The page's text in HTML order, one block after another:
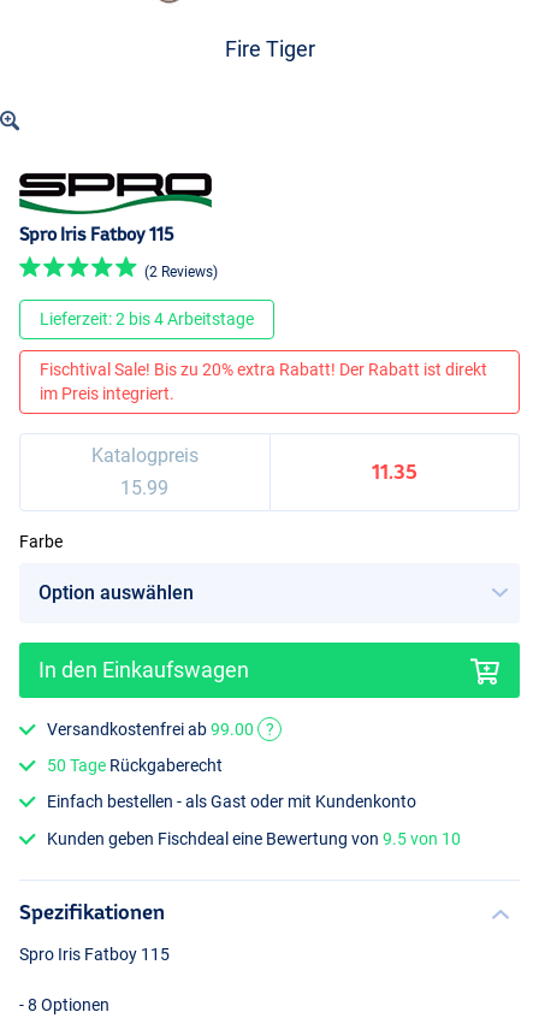
Fire Tiger
Readhead Tiger
Spro Iris Fatboy 115
(2 Reviews)
Lieferzeit: 2 bis 4 Arbeitstage
Fischtival Sale! Bis zu 20% extra Rabatt! Der Rabatt ist direkt
im Preis integriert.
Katalogpreis
15.99
11.35
Farbe
In den Einkaufswagen
Versandkostenfrei ab99.00
?
50 Tage Rückgaberecht
Einfach bestellen - als Gast oder mit Kundenkonto
Kunden geben Fischdeal eine Bewertung von9.5 von 10
Spezifikationen
Spro Iris Fatboy 115
- 8 Optionen